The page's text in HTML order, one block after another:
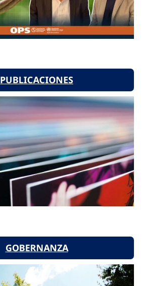
PUBLICACIONES
GOBERNANZA